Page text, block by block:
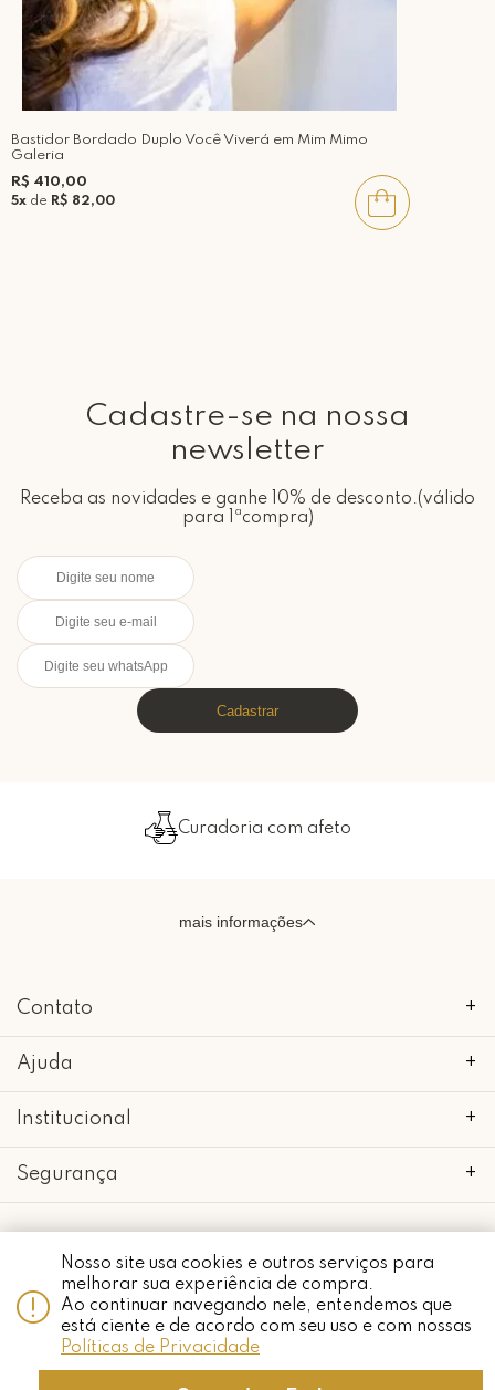
Nosso site usa cookies e outros serviços para
melhorar sua experiência de compra.
Ao continuar navegando nele, entendemos que
está ciente e de acordo com seu uso e com nossas
Políticas de Privacidade
Bastidor Bordado Duplo Você Viverá em Mim Mimo
Galeria
R$ 410,00
5x de R$ 82,00
Cadastre-se na nossa
newsletter
Receba as novidades e ganhe 10% de desconto.(válido
para 1ªcompra)
Cadastrar
Curadoria com afeto
Whatsapp
mais informações
Contato +
Ajuda +
Institucional +
Segurança +
copyright 2018 - 2022 • mimo galeria • 52.898.662/0001-24 • todos os
direitos reservados.